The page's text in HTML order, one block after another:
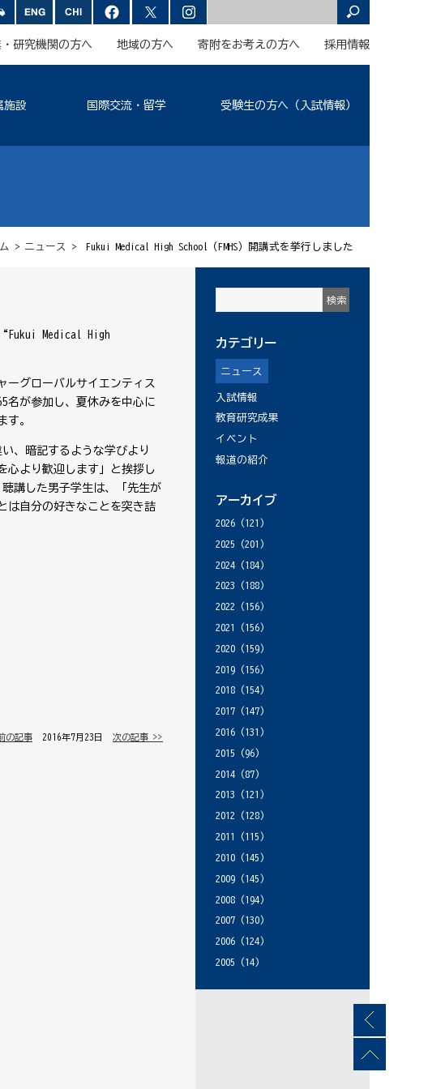
研究機関の方へ 地域の方へ 寄附をお考えの方へ 採用情報
施設 国際交流・留学 受験生の方へ（入試情報）
> ニュース > Fukui Medical High School（FMHS）開講式を挙行しました
“Fukui Medical High
ーグローバルサイエンティス
名が参加し、夏休みを中心に
す。
、暗記するような学びより
心より歓迎します」と挨拶し
講した男子学生は、「先生が
は自分の好きなことを突き詰
の記事 │ 2016年7月23日 │ 次の記事 >>
カテゴリー
ニュース
入試情報
教育研究成果
イベント
報道の紹介
アーカイブ
2026 (121)
2025 (201)
2024 (184)
2023 (188)
2022 (156)
2021
(156)
2020 (159)
2019 (156)
2018 (154)
2017 (147)
2016 (131)
2015 (96)
2014 (87)
2013 (121)
2012 (128)
2011
(115)
2010 (145)
2009 (145)
2008 (194)
2007 (130)
2006 (124)
2005 (14)